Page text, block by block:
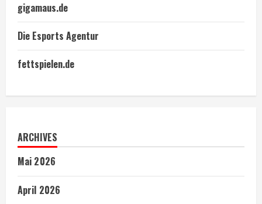
gigamaus.de
Die Esports Agentur
fettspielen.de
ARCHIVES
Mai 2026
April 2026